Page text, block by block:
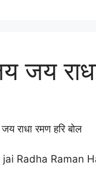
जय
राधा रमण हरि बोल
jai Radha Raman